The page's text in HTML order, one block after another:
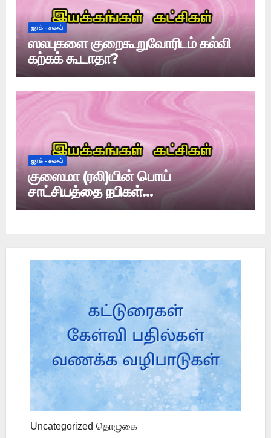
ஜாக் - சலஃப்
ஸலபுகளை குறைகூறுவோரிடம் கல்வி
கற்கக் கூடாதா?
ஜாக் - சலஃப்
குஸைமா (ரலி)யின் பொய்
சாட்சியத்தை நபிகள்
அங்கீகரித்தார்களா?
Uncategorized தொழுகை